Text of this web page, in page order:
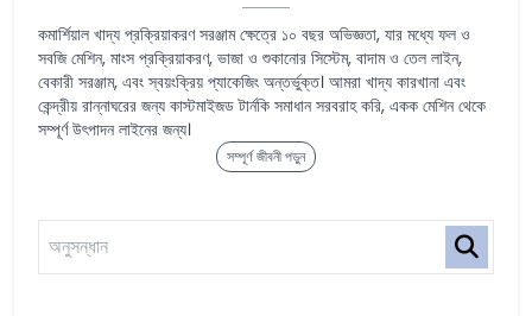
কমার্শিয়াল খাদ্য প্রক্রিয়াকরণ সরঞ্জাম ক্ষেত্রে ১০ বছর অভিজ্ঞতা, যার মধ্যে ফল ও
সবজি মেশিন, মাংস প্রক্রিয়াকরণ, ভাজা ও শুকানোর সিস্টেম, বাদাম ও তেল লাইন,
বেকারী সরঞ্জাম, এবং স্বয়ংক্রিয় প্যাকেজিং অন্তর্ভুক্ত। আমরা খাদ্য কারখানা এবং
কেন্দ্রীয় রান্নাঘরের জন্য কাস্টমাইজড টার্নকি সমাধান সরবরাহ করি, একক মেশিন থেকে
সম্পূর্ণ উৎপাদন লাইনের জন্য।
সম্পূর্ণ জীবনী পড়ুন